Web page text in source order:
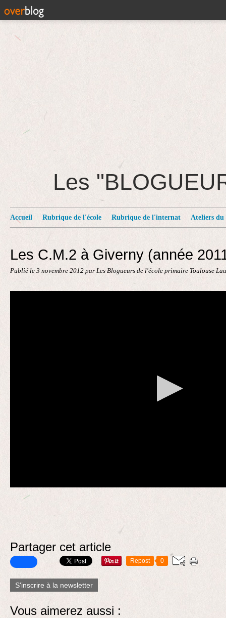
Les
Accueil Rubrique de l'école Rubrique de l'internat Ateliers du
Les C.M.2 à Giverny (année
Publié le 3 novembre 2012 par Les Blogueurs de l'école primaire Toulouse
Partager cet article
Repost 0
S'inscrire à la newsletter
Vous aimerez aussi :